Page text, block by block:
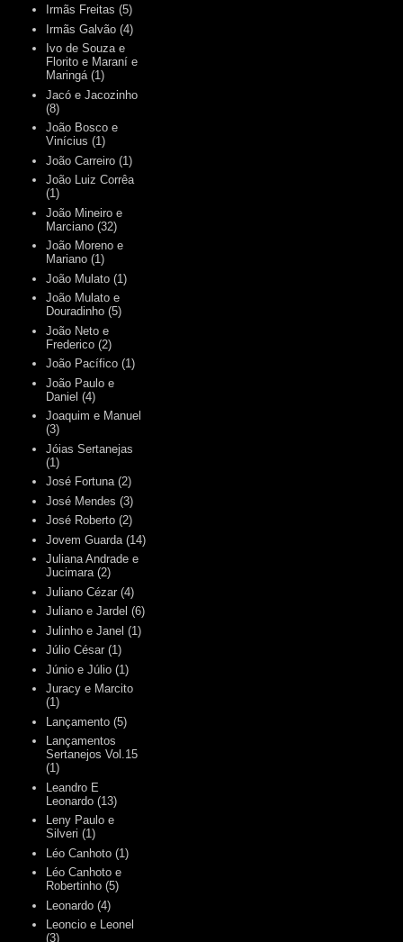
Irmãs Freitas (5)
Irmãs Galvão (4)
Ivo de Souza e
Florito e Maraní e
Maringá (1)
Jacó e Jacozinho
(8)
João Bosco e
Vinícius (1)
João Carreiro (1)
João Luiz Corrêa
(1)
João Mineiro e
Marciano (32)
João Moreno e
Mariano (1)
João Mulato (1)
João Mulato e
Douradinho (5)
João Neto e
Frederico (2)
João Pacífico (1)
João Paulo e
Daniel (4)
Joaquim e Manuel
(3)
Jóias Sertanejas
(1)
José Fortuna (2)
José Mendes (3)
José Roberto (2)
Jovem Guarda (14)
Juliana Andrade e
Jucimara (2)
Juliano Cézar (4)
Juliano e Jardel (6)
Julinho e Janel (1)
Júlio César (1)
Júnio e Júlio (1)
Juracy e Marcito
(1)
Lançamento (5)
Lançamentos
Sertanejos Vol.15
(1)
Leandro E
Leonardo (13)
Leny Paulo e
Silveri (1)
Léo Canhoto (1)
Léo Canhoto e
Robertinho (5)
Leonardo (4)
Leoncio e Leonel
(3)